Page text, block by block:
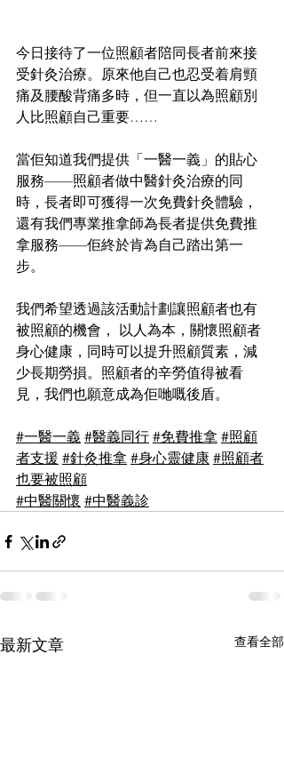
今日接待了一位照顧者陪同長者前來接
受針灸治療。原來他自己也忍受着肩頸
痛及腰酸背痛多時，但一直以為照顧別
人比照顧自己重要……
當佢知道我們提供「一醫一義」的貼心
服務——照顧者做中醫針灸治療的同
時，長者即可獲得一次免費針灸體驗，
還有我們專業推拿師為長者提供免費推
拿服務——佢終於肯為自己踏出第一
步。
我們希望透過該活動計劃讓照顧者也有
被照顧的機會， 以人為本，關懷照顧者
身心健康，同時可以提升照顧質素，減
少長期勞損。照顧者的辛勞值得被看
見，我們也願意成為佢哋嘅後盾。
#一醫一義 #醫義同行 #免費推拿 #照顧
者支援 #針灸推拿 #身心靈健康 #照顧者
也要被照顧
#中醫關懷 #中醫義診
最新文章 查看全部